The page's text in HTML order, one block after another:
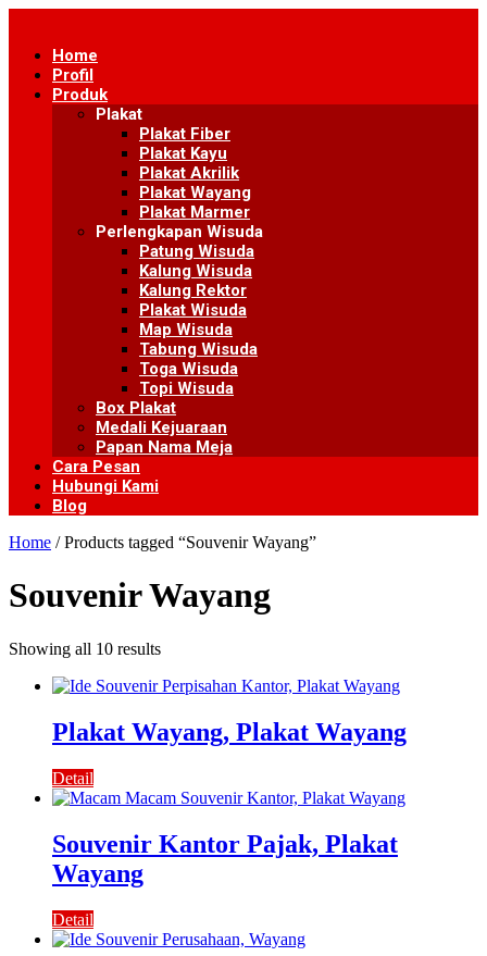
contentHome
Profil
Produk
Plakat
Plakat Fiber
Plakat Kayu
Plakat Akrilik
Plakat Wayang
Plakat Marmer
Perlengkapan Wisuda
Patung Wisuda
Kalung Wisuda
Kalung Rektor
Plakat Wisuda
Map Wisuda
Tabung Wisuda
Toga Wisuda
Topi Wisuda
Box Plakat
Medali Kejuaraan
Papan Nama Meja
Cara Pesan
Hubungi Kami
Blog
Home / Products tagged “Souvenir Wayang”
Souvenir Wayang
Showing all 10 results
Plakat Wayang, Plakat Wayang
Detail
Souvenir Kantor Pajak, Plakat
Wayang
Detail